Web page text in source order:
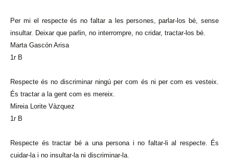
Per mi el respecte és no faltar a les persones, parlar-los bé, sense
insultar. Deixar que parlin, no interrompre, no cridar, tractar-los bé.
Marta Gascón Arisa
1r B
Respecte és no discriminar ningú per com és ni per com es vesteix.
És tractar a la gent com es mereix.
Mireia Lorite Vàzquez
1r B
Respecte és tractar bé a una persona i no faltar-li al respecte. És
cuidar-la i no insultar-la ni discriminar-la.